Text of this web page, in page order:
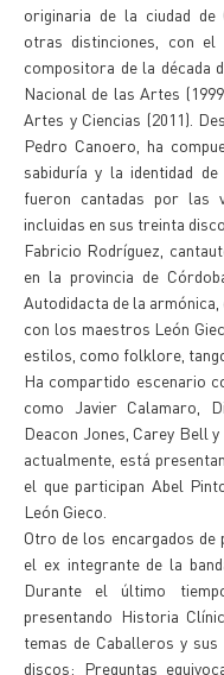
originaria de la ciudad
otras distinciones, con
compositora de la década
Nacional de las Artes
Artes y Ciencias (2011).
Pedro Canoero, ha
sabiduría y la identidad
fueron cantadas por las
incluidas en sus treinta
Fabricio Rodríguez,
en la provincia de
Autodidacta de la
con los maestros León
estilos, como folklore,
Ha compartido escenario
como Javier Calamaro,
Deacon Jones, Carey Bell
actualmente, está
el que participan Abel
León Gieco.
Otro de los encargados
el ex integrante de la
Durante el último
presentando Historia
temas de Caballeros y
discos: Preguntas